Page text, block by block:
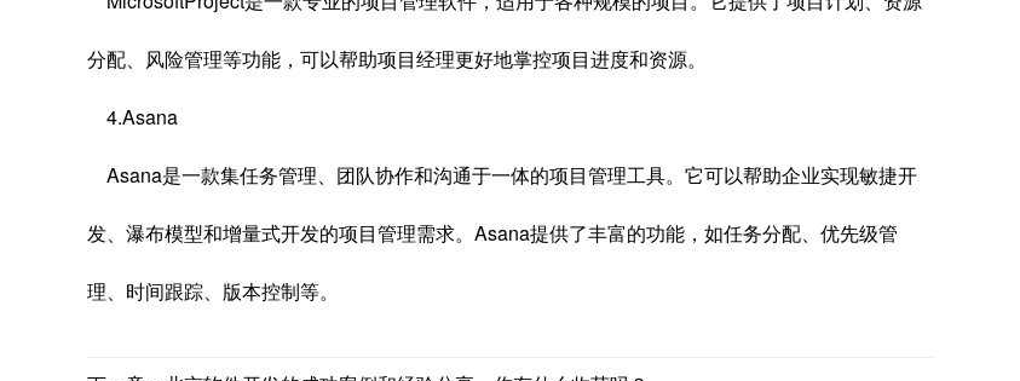
分配、风险管理等功能，可以帮助项目经理更好地掌控项目进度和资源。
4.Asana
Asana是一款集任务管理、团队协作和沟通于一体的项目管理工具。它可以帮助企业实现敏捷开
发、瀑布模型和增量式开发的项目管理需求。Asana提供了丰富的功能，如任务分配、优先级管
理、时间跟踪、版本控制等。